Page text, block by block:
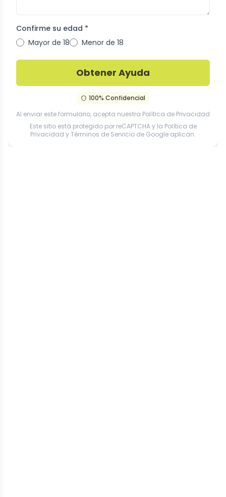
Confirme su edad *
Mayor de 18
Menor de 18
Obtener Ayuda
100% Confidencial
Al enviar este formulario, acepta nuestra Política de Privacidad
Este sitio está protegido por reCAPTCHA y la Política de
Privacidad yTérminos de Servicio de Google aplican.